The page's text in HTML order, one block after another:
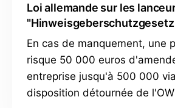
Loi allemande sur les
En cas de manquement, une
risque 50 000 euros
entreprise jusqu'à 500 000
disposition détournée de